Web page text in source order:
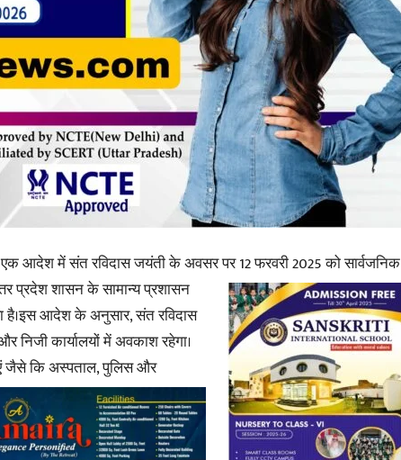
in
Hindi,
Today
Hindi
एक आदेश में संत रविदास जयंती के अवसर पर 12 फरवरी 2025 को सार्वजनिक
प्रदेश शासन के सामान्य प्रशासन
है।इस आदेश के अनुसार, संत रविदास
कार्यालयों में अवकाश रहेगा।
जैसे कि अस्पताल, पुलिस और